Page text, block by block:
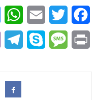
Facebook
Twitter
Email
Print
Message
Skype